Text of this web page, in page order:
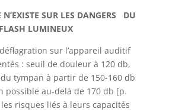
SUR LES DANGERS DU
FLASH LUMINEUX
sur l’appareil auditif
: seuil de douleur à 120 db,
tympan à partir de 150-160 db
possible au-delà de 170 db [p.
risques liés à leurs capacités